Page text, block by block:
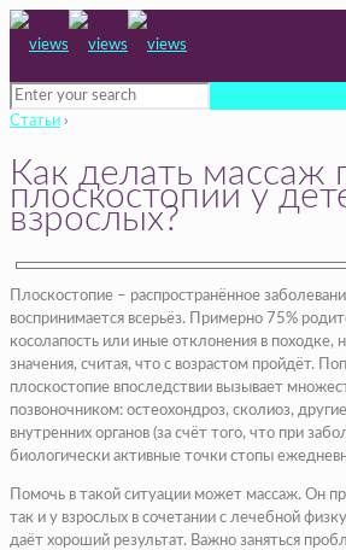
Статьи ›
Как делать массаж
плоскостопии у
взрослых?
Плоскостопие – распространённое
воспринимается всерьёз. Примерно 75%
косолапость или иные отклонения в походке,
значения, считая, что с возрастом пройдёт.
плоскостопие впоследствии вызывает
позвоночником: остеохондроз, сколиоз,
внутренних органов (за счёт того, что при
биологически активные точки стопы
Помочь в такой ситуации может массаж. Он
так и у взрослых в сочетании с лечебной
даёт хороший результат. Важно заняться